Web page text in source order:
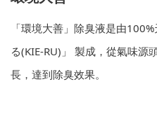
「環境大善」除臭液是由
る(KIE-RU)」 製成，從氣味源
長，達到除臭效果。